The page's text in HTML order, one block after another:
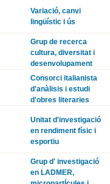
Variació, canvi
lingüístic i ús
Grup de recerca
cultura, diversitat i
desenvolupament
Consorci italianista
d'anàlisis i estudi
d'obres literaries
Unitat d'investigació
en rendiment físic i
esportiu
Grup d' investigació
en LADMER,